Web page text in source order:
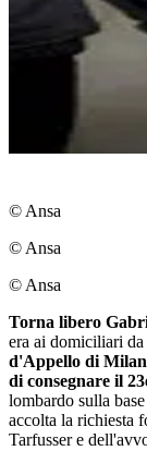
© Ansa
© Ansa
© Ansa
Torna libero
era ai domiciliari
d'Appello di
di consegnare il
lombardo sulla
accolta la richiesta
Tarfusser e